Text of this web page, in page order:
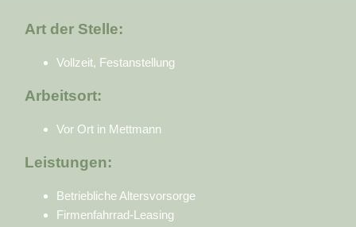
Art der Stelle:
Vollzeit, Festanstellung
Arbeitsort:
Vor Ort in Mettmann
Leistungen:
Betriebliche Altersvorsorge
Firmenfahrrad-Leasing